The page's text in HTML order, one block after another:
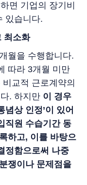
면 기업의 장기비
있습니다.
최소화
월을 수행합니다.
따라 3개월 미만
교적 근로계약의
. 하지만 이 경우
념상 인정’이 있어
직원 수습기간 동
하고, 이를 바탕으
정함으로써 나중
쟁이나 문제점을